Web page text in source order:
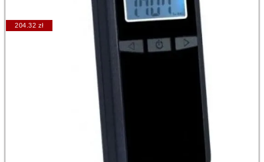
204.32 zł